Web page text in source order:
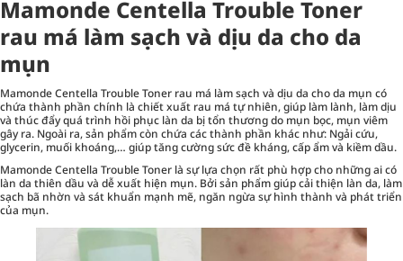
Mamonde Centella Trouble Toner
rau má làm sạch và dịu da cho da
mụn
Mamonde Centella Trouble Toner rau má làm sạch và dịu da cho da mụn có
chứa thành phần chính là chiết xuất rau má tự nhiên, giúp làm lành, làm dịu
và thúc đẩy quá trình hồi phục làn da bị tổn thương do mụn bọc, mụn viêm
gây ra. Ngoài ra, sản phẩm còn chứa các thành phần khác như: Ngải cứu,
glycerin, muối khoáng,… giúp tăng cường sức đề kháng, cấp ẩm và kiềm dầu.
Mamonde Centella Trouble Toner là sự lựa chọn rất phù hợp cho những ai có
làn da thiên dầu và dễ xuất hiện mụn. Bởi sản phẩm giúp cải thiện làn da, làm
sạch bã nhờn và sát khuẩn mạnh mẽ, ngăn ngừa sự hình thành và phát triển
của mụn.